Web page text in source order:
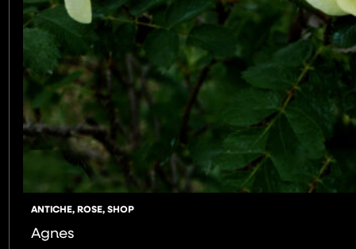
ANTICHE,ROSE,SHOP
Agnes